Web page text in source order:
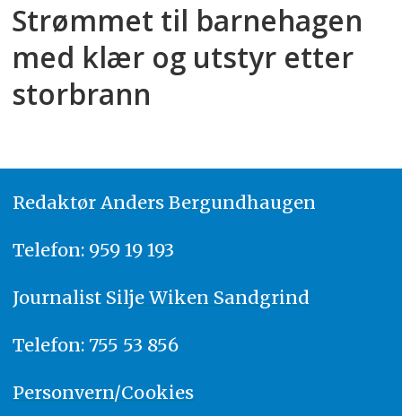
Strømmet til barnehagen
med klær og utstyr etter
storbrann
Redaktør Anders Bergundhaugen
Telefon: 959 19 193
Journalist Silje Wiken Sandgrind
Telefon: 755 53 856
Personvern/Cookies